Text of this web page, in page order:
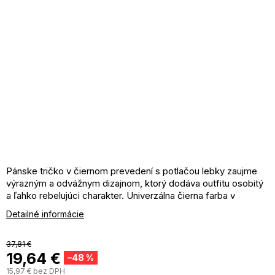
37,81 €
–48 %
19,64 €
15,97 € bez DPH
Pánske tričko v čiernom prevedení s potlačou lebky zaujme
výrazným a odvážnym dizajnom, ktorý dodáva outfitu osobitý
a ľahko rebelujúci charakter. Univerzálna čierna farba v
kombinácii s grafickým motívom pôsobí štýlovo a ľahko sa
kombinuje.
zároveň si zachováva svoj tvar aj pri častom používaní.
Pohodlný strih poskytuje voľnosť pohybu a je ideálny pre
každodenné aj voľnočasové outfity.
Detailné informácie